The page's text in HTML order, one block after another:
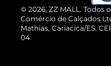
Cartão Presente
Vendas
© 2026, ZZ MALL. Todos
Comércio de Calçados
Mathias, Cariacica/ES.
04